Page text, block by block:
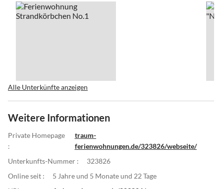
Alle Unterkünfte anzeigen
Weitere Informationen
Private Homepage
:
traum-
ferienwohnungen.de/323826/webseite/
Unterkunfts-Nummer :
323826
Online seit :
5 Jahre und 5 Monate und 22 Tage